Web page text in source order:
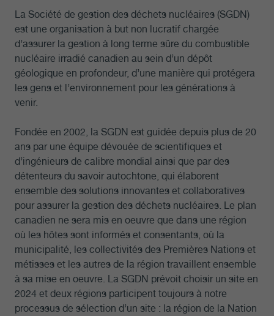
La Société de gestion des déchets nucléaires (SGDN)
est une organisation à but non lucratif chargée
d’assurer la gestion à long terme sûre du combustible
nucléaire irradié canadien au sein d’un dépôt
géologique en profondeur, d’une manière qui protégera
les gens et l’environnement pour les générations à
venir.
Fondée en 2002, la SGDN est guidée depuis plus de 20
ans par une équipe dévouée de scientifiques et
d’ingénieurs de calibre mondial ainsi que par des
détenteurs du savoir autochtone, qui élaborent
ensemble des solutions innovantes et collaboratives
pour assurer la gestion des déchets nucléaires. Le plan
canadien ne sera mis en oeuvre que dans une région
où les hôtes sont informés et consentants, où la
municipalité, les collectivités des Premières Nations et
métisses et les autres de la région travaillent ensemble
à sa mise en oeuvre. La SGDN prévoit choisir un site en
2024 et deux régions participent toujours à notre
processus de sélection d’un site : la région de la Nation